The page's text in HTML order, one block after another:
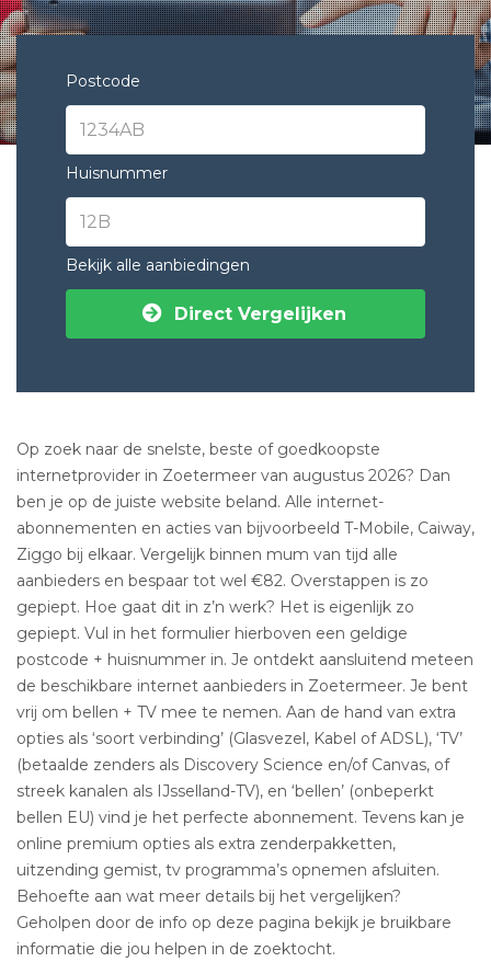
Postcode
Huisnummer
Bekijk alle aanbiedingen
Direct Vergelijken
Op zoek naar de snelste, beste of goedkoopste
internetprovider in Zoetermeer van augustus 2026? Dan
ben je op de juiste website beland. Alle internet-
abonnementen en acties van bijvoorbeeld T-Mobile, Caiway,
Ziggo bij elkaar. Vergelijk binnen mum van tijd alle
aanbieders en bespaar tot wel €82. Overstappen is zo
gepiept. Hoe gaat dit in z’n werk? Het is eigenlijk zo
gepiept. Vul in het formulier hierboven een geldige
postcode + huisnummer in. Je ontdekt aansluitend meteen
de beschikbare internet aanbieders in Zoetermeer. Je bent
vrij om bellen + TV mee te nemen. Aan de hand van extra
opties als ‘soort verbinding’ (Glasvezel, Kabel of ADSL), ‘TV’
(betaalde zenders als Discovery Science en/of Canvas, of
streek kanalen als IJsselland-TV), en ‘bellen’ (onbeperkt
bellen EU) vind je het perfecte abonnement. Tevens kan je
online premium opties als extra zenderpakketten,
uitzending gemist, tv programma’s opnemen afsluiten.
Behoefte aan wat meer details bij het vergelijken?
Geholpen door de info op deze pagina bekijk je bruikbare
informatie die jou helpen in de zoektocht.